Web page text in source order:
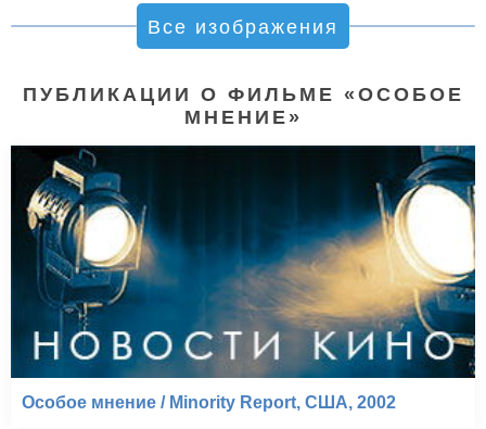
Все изображения
ПУБЛИКАЦИИ О ФИЛЬМЕ «ОСОБОЕ
МНЕНИЕ»
Особое мнение / Minority Report, США, 2002